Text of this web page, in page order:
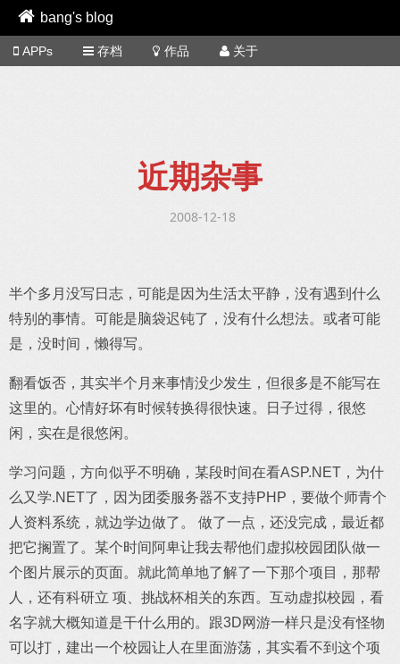
bang's blog
APPs 存档 作品 关于
近期杂事
2008-12-18
半个多月没写日志，可能是因为生活太平静，没有遇到什么
特别的事情。可能是脑袋迟钝了，没有什么想法。或者可能
是，没时间，懒得写。
翻看饭否，其实半个月来事情没少发生，但很多是不能写在
这里的。心情好坏有时候转换得很快速。日子过得，很悠
闲，实在是很悠闲。
学习问题，方向似乎不明确，某段时间在看ASP.NET，为什
么又学.NET了，因为团委服务器不支持PHP，要做个师青个
人资料系统，就边学边做了。 做了一点，还没完成，最近都
把它搁置了。某个时间阿卑让我去帮他们虚拟校园团队做一
个图片展示的页面。就此简单地了解了一下那个项目，那帮
人，还有科研立 项、挑战杯相关的东西。互动虚拟校园，看
名字就大概知道是干什么用的。跟3D网游一样只是没有怪物
可以打，建出一个校园让人在里面游荡，其实看不到这个项